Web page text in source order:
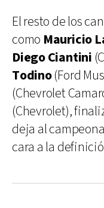
El resto de los
como Mauricio
Diego Ciantini
Todino(Ford
(Chevrolet
(Chevrolet),
deja al
cara a la